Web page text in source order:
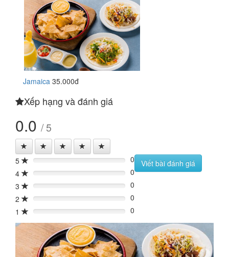
Jamaica 35.000đ
Xếp hạng và đánh giá
0.0 / 5
5 0%
0
4
0%
0
3
0%
0
2
0%
0
1
0% 0
Viết bài đánh giá